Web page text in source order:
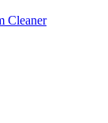
Cleaner